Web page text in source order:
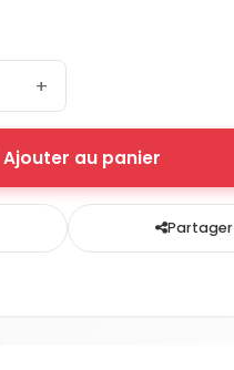
+
Ajouter au panier
Partager